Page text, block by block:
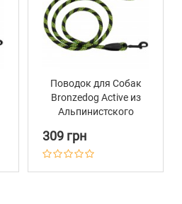
Поводок для Собак
Bronzedog Active из
Альпинистского
Светоотражающий
Черно-Салатовый
309 грн